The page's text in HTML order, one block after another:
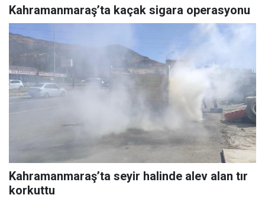
Kahramanmaraş’ta kaçak sigara operasyonu
Kahramanmaraş’ta seyir halinde alev alan tır
korkuttu